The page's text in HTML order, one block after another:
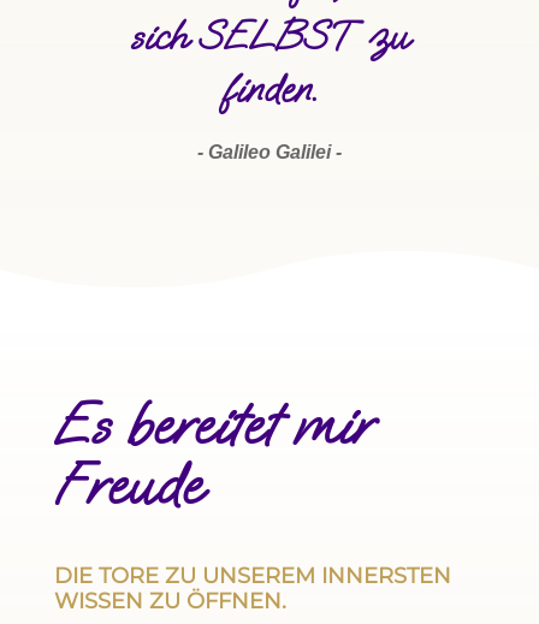
sich SELBST zu
finden.
- Galileo Galilei -
Es bereitet mir
Freude
DIE TORE ZU UNSEREM INNERSTEN
WISSEN ZU ÖFFNEN.